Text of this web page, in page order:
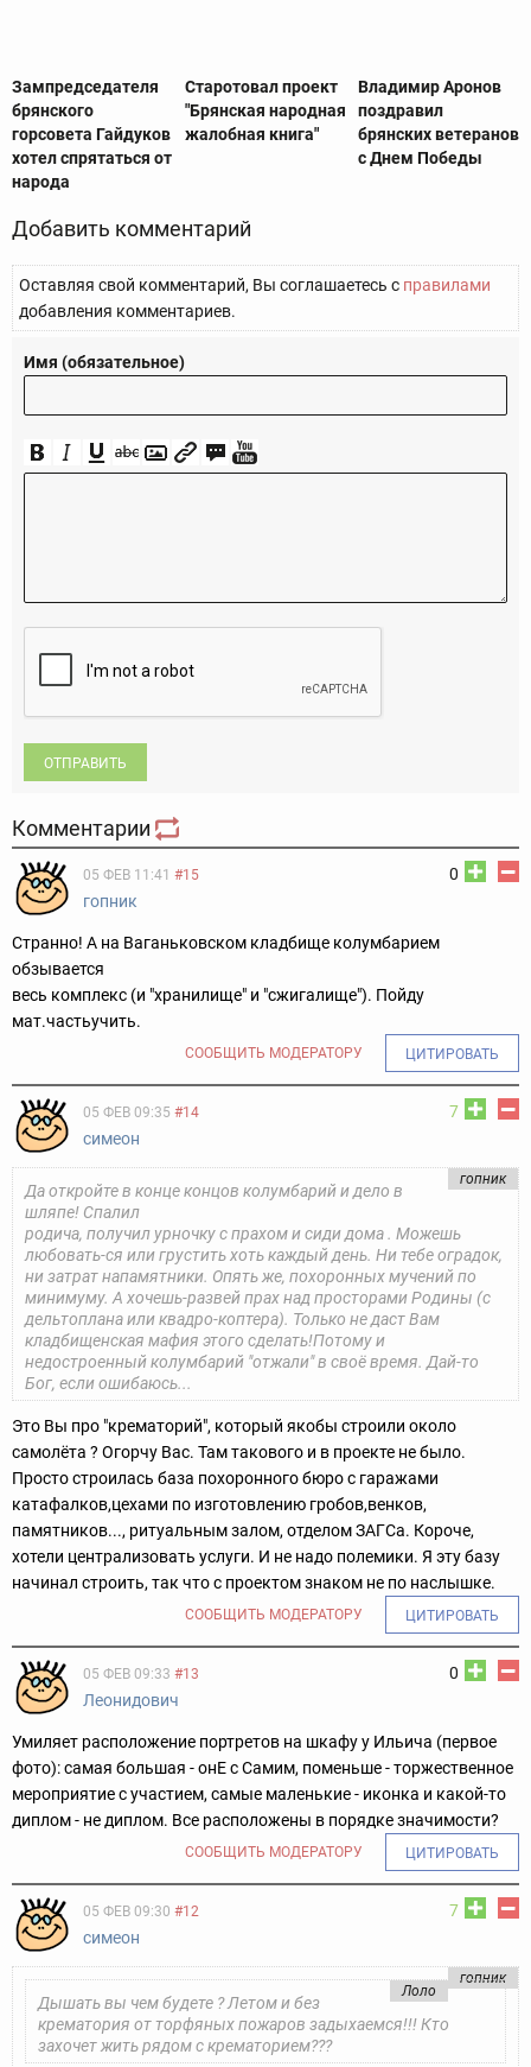
Зампредседателя
брянского
горсовета Гайдуков
хотел спрятаться от
народа
Старотовал проект
"Брянская народная
жалобная книга"
Владимир Аронов
поздравил
брянских ветеранов
с Днем Победы
Добавить комментарий
Оставляя свой комментарий, Вы соглашаетесь с правилами
добавления комментариев.
Имя (обязательное)
ОТПРАВИТЬ
Комментарии
0
05 ФЕВ 11:41 #15
гопник
Странно! А на Ваганьковском кладбище колумбарием
обзывается
весь комплекс (и "хранилище" и "сжигалище"). Пойду
мат.частьучить.
СООБЩИТЬ МОДЕРАТОРУ ЦИТИРОВАТЬ
7
05 ФЕВ 09:35 #14
симеон
гопник
Да откройте в конце концов колумбарий и дело в
шляпе! Спалил
родича, получил урночку с прахом и сиди дома . Можешь
любовать-ся или грустить хоть каждый день. Ни тебе оградок,
ни затрат напамятники. Опять же, похоронных мучений по
минимуму. А хочешь-развей прах над просторами Родины (с
дельтоплана или квадро-коптера). Только не даст Вам
кладбищенская мафия этого сделать!Потому и
недостроенный колумбарий "отжали" в своё время. Дай-то
Бог, если ошибаюсь...
Это Вы про "крематорий", который якобы строили около
самолёта ? Огорчу Вас. Там такового и в проекте не было.
Просто строилась база похоронного бюро с гаражами
катафалков,цехами по изготовлению гробов,венков,
памятников..., ритуальным залом, отделом ЗАГСа. Короче,
хотели централизовать услуги. И не надо полемики. Я эту базу
начинал строить, так что с проектом знаком не по наслышке.
СООБЩИТЬ МОДЕРАТОРУ ЦИТИРОВАТЬ
0
05 ФЕВ 09:33 #13
Леонидович
Умиляет расположение портретов на шкафу у Ильича (первое
фото): самая большая - онЕ с Самим, поменьше - торжественное
мероприятие с участием, самые маленькие - иконка и какой-то
диплом - не диплом. Все расположены в порядке значимости?
СООБЩИТЬ МОДЕРАТОРУ ЦИТИРОВАТЬ
7
05 ФЕВ 09:30 #12
симеон
гопник
Лоло
Дышать вы чем будете ? Летом и без
крематория от торфяных пожаров задыхаемся!!! Кто
захочет жить рядом с крематорием???